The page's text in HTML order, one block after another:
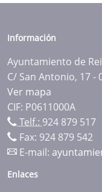
Información
Ayuntamiento de
C/ San Antonio, 17 -
Ver mapa
CIF: P0611000A
Telf.: 924 879 517
Fax: 924 879 542
E-mail:
Enlaces